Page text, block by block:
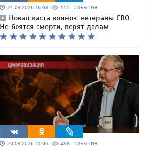
21.03.2026 16:08 555 СОБЫТИЯ
Новая каста воинов: ветераны СВО.
Не боятся смерти, верят делам
20.03.2026 11:06 498 СОБЫТИЯ